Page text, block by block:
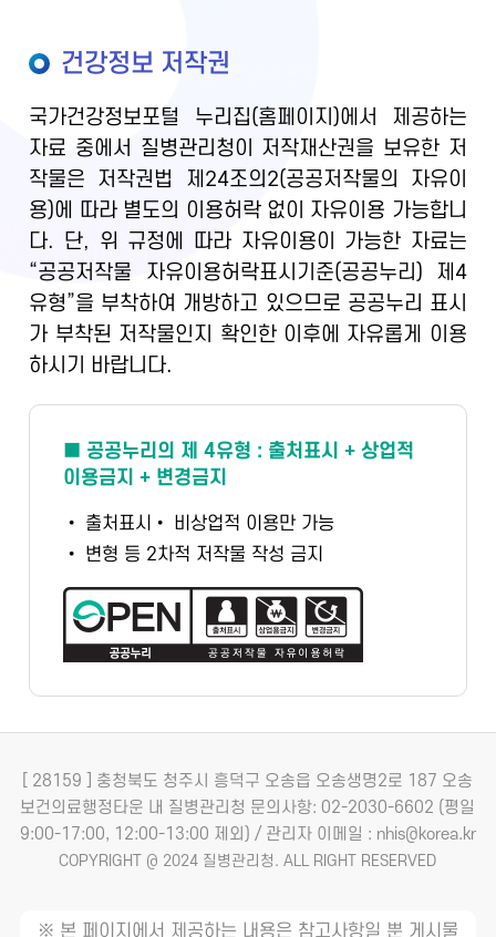
건강정보 저작권
국가건강정보포털 누리집(홈페이지)에서 제공하는
자료 중에서 질병관리청이 저작재산권을 보유한 저
작물은 저작권법 제24조의2(공공저작물의 자유이
용)에 따라 별도의 이용허락 없이 자유이용 가능합니
다. 단, 위 규정에 따라 자유이용이 가능한 자료는
“공공저작물 자유이용허락표시기준(공공누리) 제4
유형”을 부착하여 개방하고 있으므로 공공누리 표시
가 부착된 저작물인지 확인한 이후에 자유롭게 이용
하시기 바랍니다.
■ 공공누리의 제 4유형 : 출처표시 + 상업적
이용금지 + 변경금지
• 출처표시 • 비상업적 이용만 가능
• 변형 등 2차적 저작물 작성 금지
[ 28159 ] 충청북도 청주시 흥덕구 오송읍 오송생명2로 187 오송
보건의료행정타운 내 질병관리청 문의사항: 02-2030-6602 (평일
9:00-17:00, 12:00-13:00 제외) / 관리자 이메일 : nhis@korea.kr
COPYRIGHT @ 2024 질병관리청. ALL RIGHT RESERVED
※ 본 페이지에서 제공하는 내용은 참고사항일 뿐 게시물